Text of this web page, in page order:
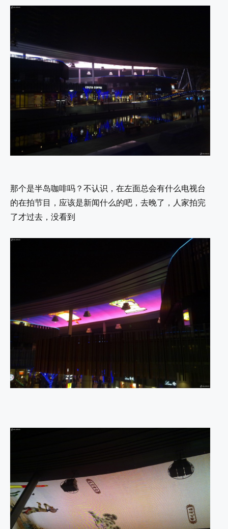
那个是半岛咖啡吗？不认识，在左面总会有什么电视台
的在拍节目，应该是新闻什么的吧，去晚了，人家拍完
了才过去，没看到